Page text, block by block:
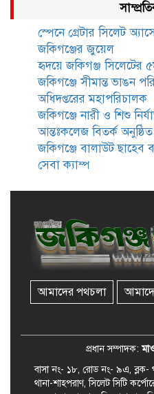
উদ্যোগে
শুরু
ভাতা
স্পেনে গ্রেটার সিলেট
জকিগঞ্জের জুয়েল
হৃদয়ে জকিগঞ্জ সিলেটের ৫ম
জকিগঞ্জে সীমান্ত ভাঙন
অধিদপ্তরের মহাপরিচালক
জকিগঞ্জে নারী ও শিশু
আন্তঃকলেজ বিতর্ক অনুষ্ঠিত
জকিগঞ্জে বালাউট ছাহেব
সেবা ক্যাম্প
আমাদের পথচলা
প্রধান সম্পাদক:
বাসা নং- ১৮, রোড নং- ৯এ, ব্লক-
থানা-শাহপরাণ, সিলেট সিটি